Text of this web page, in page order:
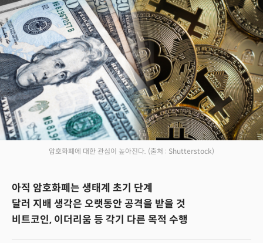
암호화폐에 대한 관심이 높아진다. (출처 : Shutterstock)
아직 암호화폐는 생태계 초기 단계
달러 지배 생각은 오랫동안 공격을 받을 것
비트코인, 이더리움 등 각기 다른 목적 수행